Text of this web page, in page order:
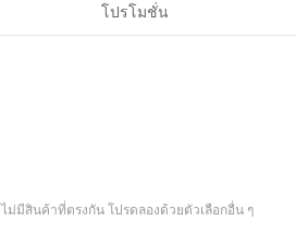
โปรโมชั่น
ไม่มีสินค้าที่ตรงกัน โปรดลองด้วยตัวเลือกอื่น ๆ